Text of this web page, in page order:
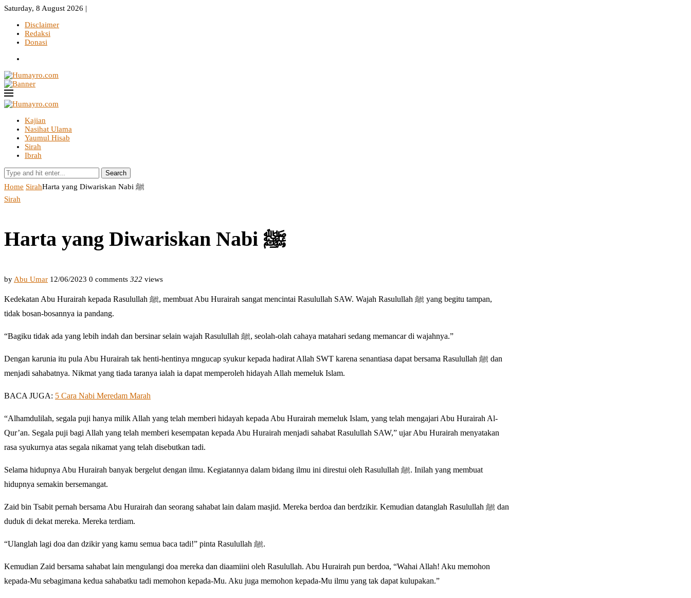
Saturday, 8 August 2026 |
Disclaimer
Redaksi
Donasi
Kajian
Nasihat Ulama
Yaumul Hisab
Sirah
Ibrah
Search
Home Sirah
Harta yang Diwariskan Nabi ﷺ
Sirah
Harta yang Diwariskan Nabi ﷺ
by Abu Umar 12/06/2023 0 comments 322 views
Kedekatan Abu Hurairah kepada Rasulullah ﷺ, membuat Abu Hurairah sangat mencintai Rasulullah SAW. Wajah Rasulullah ﷺ yang begitu tampan,
tidak bosan-bosannya ia pandang.
“Bagiku tidak ada yang lebih indah dan bersinar selain wajah Rasulullah ﷺ, seolah-olah cahaya matahari sedang memancar di wajahnya.”
Dengan karunia itu pula Abu Hurairah tak henti-hentinya mngucap syukur kepada hadirat Allah SWT karena senantiasa dapat bersama Rasulullah ﷺ dan
menjadi sahabatnya. Nikmat yang tiada taranya ialah ia dapat memperoleh hidayah Allah memeluk Islam.
BACA JUGA: 5 Cara Nabi Meredam Marah
“Alhamdulilah, segala puji hanya milik Allah yang telah memberi hidayah kepada Abu Hurairah memeluk Islam, yang telah mengajari Abu Hurairah Al-
Qur’an. Segala puji bagi Allah yang telah memberi kesempatan kepada Abu Hurairah menjadi sahabat Rasulullah SAW,” ujar Abu Hurairah menyatakan
rasa syukurnya atas segala nikamat yang telah disebutkan tadi.
Selama hidupnya Abu Hurairah banyak bergelut dengan ilmu. Kegiatannya dalam bidang ilmu ini direstui oleh Rasulullah ﷺ. Inilah yang membuat
hidupnya semakin bersemangat.
Zaid bin Tsabit pernah bersama Abu Hurairah dan seorang sahabat lain dalam masjid. Mereka berdoa dan berdzikir. Kemudian datanglah Rasulullah ﷺ dan
duduk di dekat mereka. Mereka terdiam.
“Ulanglah lagi doa dan dzikir yang kamu semua baca tadi!” pinta Rasulullah ﷺ.
Kemudian Zaid bersama sahabat lain mengulangi doa mereka dan diaamiini oleh Rasulullah. Abu Hurairah pun berdoa, “Wahai Allah! Aku memohon
kepada-Mu sebagimana kedua sahabatku tadi memohon kepada-Mu. Aku juga memohon kepada-Mu ilmu yang tak dapat kulupakan.”